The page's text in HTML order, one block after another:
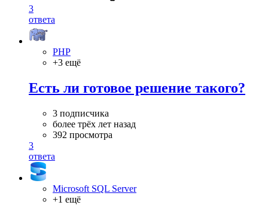
3
ответа
PHP
+3 ещё
Есть ли готовое решение такого?
3 подписчика
более трёх лет назад
392 просмотра
3
ответа
Microsoft SQL Server
+1 ещё